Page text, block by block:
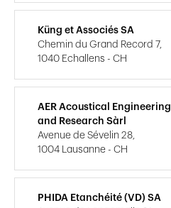
Küng et Associés SA
Chemin du Grand Record 7,
1040 Echallens - CH
AER Acoustical Engineering
and Research Sàrl
Avenue de Sévelin 28,
1004 Lausanne - CH
PHIDA Etanchéité (VD) SA